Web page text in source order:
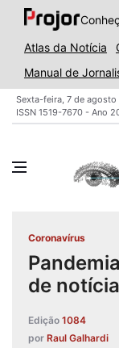
Atlas da Notícia
Manual de
Sexta-feira, 7 de
ISSN 1519-7670 - Ano
Coronavírus
de
Edição 1084
por Raul Galhardi